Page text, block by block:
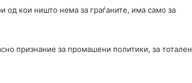
од кои ништо нема за граѓаните, има само за
признание за промашени политики, за тотален